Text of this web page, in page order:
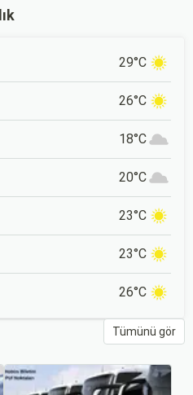
29°C
26°C
18°C
20°C
23°C
23°C
26°C
Tümünü gör